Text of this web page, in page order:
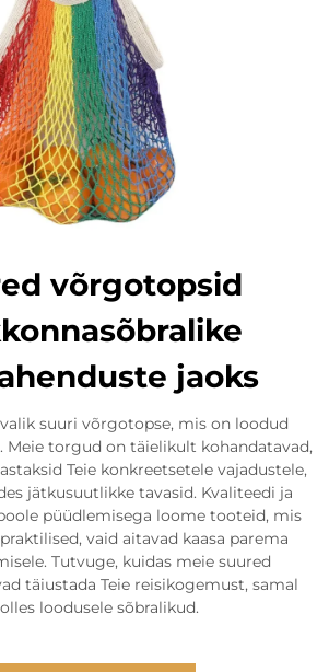
võrgotopsid
jaoks
suuri võrgotopse, mis on loodud
Meie torgud on täielikult kohandatavad,
Teie konkreetsetele vajadustele,
jätkusuutlikke tavasid. Kvaliteedi ja
püüdlemisega loome tooteid, mis
vaid aitavad kaasa parema
Tutvuge, kuidas meie suured
täiustada Teie reisikogemust, samal
loodusele sõbralikud.